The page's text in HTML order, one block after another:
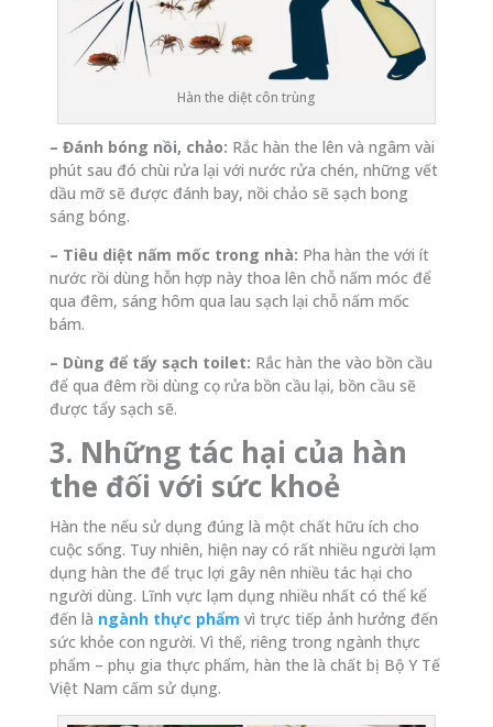
Hàn the diệt côn trùng
– Đánh bóng nồi, chảo: Rắc hàn the lên và ngâm vài
phút sau đó chùi rửa lại với nước rửa chén, những vết
dầu mỡ sẽ được đánh bay, nồi chảo sẽ sạch bong
sáng bóng.
– Tiêu diệt nấm mốc trong nhà: Pha hàn the với ít
nước rồi dùng hỗn hợp này thoa lên chỗ nấm móc để
qua đêm, sáng hôm qua lau sạch lại chỗ nấm mốc
bám.
– Dùng để tẩy sạch toilet: Rắc hàn the vào bồn cầu
để qua đêm rồi dùng cọ rửa bồn cầu lại, bồn cầu sẽ
được tẩy sạch sẽ.
3. Những tác hại của hàn
the đối với sức khoẻ
Hàn the nếu sử dụng đúng là một chất hữu ích cho
cuộc sống. Tuy nhiên, hiện nay có rất nhiều người lạm
dụng hàn the để trục lợi gây nên nhiều tác hại cho
người dùng. Lĩnh vực lạm dụng nhiều nhất có thể kể
đến là ngành thực phẩm vì trực tiếp ảnh hưởng đến
sức khỏe con người. Vì thế, riêng trong ngành thực
phẩm – phụ gia thực phẩm, hàn the là chất bị Bộ Y Tế
Việt Nam cấm sử dụng.